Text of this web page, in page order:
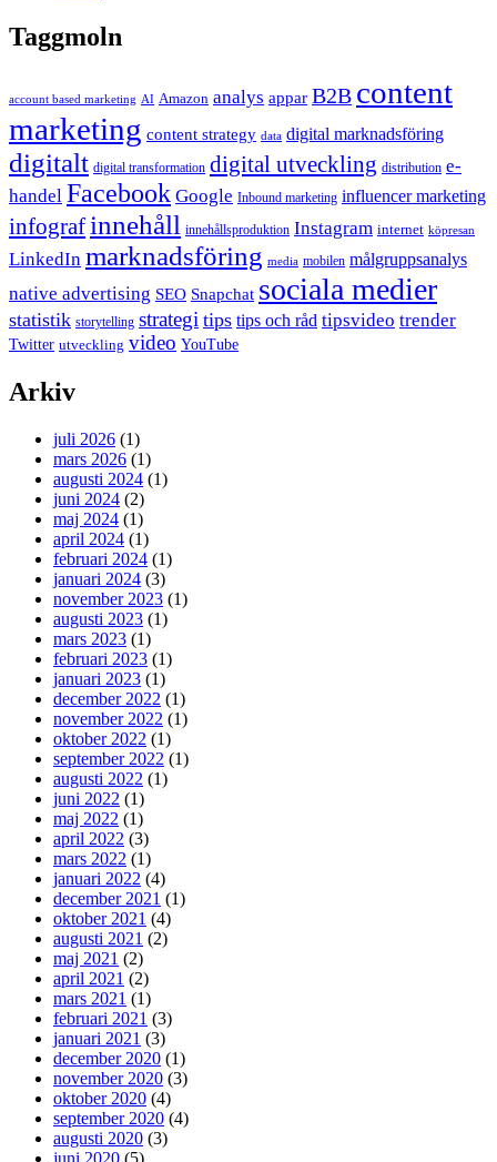
Taggmoln
account based marketing AI Amazon analys appar B2B content
marketing content strategy data digital marknadsföring
digitalt digital transformation digital utveckling distribution e-
handel Facebook Google Inbound marketing influencer marketing
infograf innehåll innehållsproduktion Instagram internet köpresan
LinkedIn marknadsföring media mobilen målgruppsanalys
native advertising SEO Snapchat sociala medier
statistik storytelling strategi tips tips och råd tipsvideo trender
Twitter utveckling video YouTube
Arkiv
juli 2026 (1)
mars 2026 (1)
augusti 2024 (1)
juni 2024 (2)
maj 2024 (1)
april 2024 (1)
februari 2024 (1)
januari 2024 (3)
november 2023 (1)
augusti 2023 (1)
mars 2023 (1)
februari 2023 (1)
januari 2023 (1)
december 2022 (1)
november 2022 (1)
oktober 2022 (1)
september 2022 (1)
augusti 2022 (1)
juni 2022 (1)
maj 2022 (1)
april 2022 (3)
mars 2022 (1)
januari 2022 (4)
december 2021 (1)
oktober 2021 (4)
augusti 2021 (2)
maj 2021 (2)
april 2021 (2)
mars 2021 (1)
februari 2021 (3)
januari 2021 (3)
december 2020 (1)
november 2020 (3)
oktober 2020 (4)
september 2020 (4)
augusti 2020 (3)
juni 2020 (5)